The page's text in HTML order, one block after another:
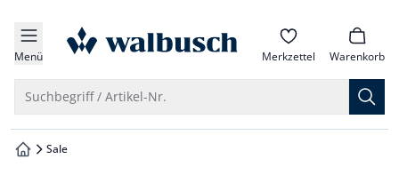
springen
springen
springen
springen
Menü zur Startseite Merkzettel Warenkorb
Suchbegriff / Artikel-Nr.
zur Startseite
Sale